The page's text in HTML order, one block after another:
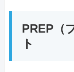
PREP（
ト